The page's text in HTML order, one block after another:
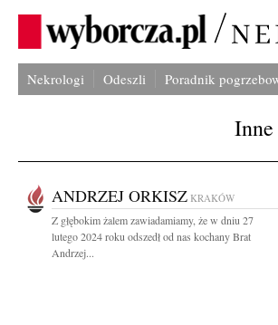
Nekrologi Odeszli Poradnik
ANDRZEJ ORKISZ KRAKÓW
Z głębokim żalem zawiadamiamy, że w dniu 27
lutego 2024 roku odszedł od nas kochany Brat
Andrzej...